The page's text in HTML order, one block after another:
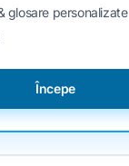
glosare personalizate
Începe